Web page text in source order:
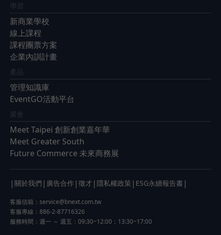
學習
新商業學校
線上課程
課程團票方案
企業內訓計畫
產品
管理知識庫
EventGO活動平台
展會
Meet Taipei 創新創業嘉年華
Meet Greater South
Future Commerce 未來商務展
| 關於我們 | 廣告合作 | 徵才 | 隱私權政策 | ESG永續報告書 |
客服信箱： service@bnext.com.tw
客服專線：886-2-87716326
服務時間：週一 ～ 週五：09:30~12:00；13:30~17:00